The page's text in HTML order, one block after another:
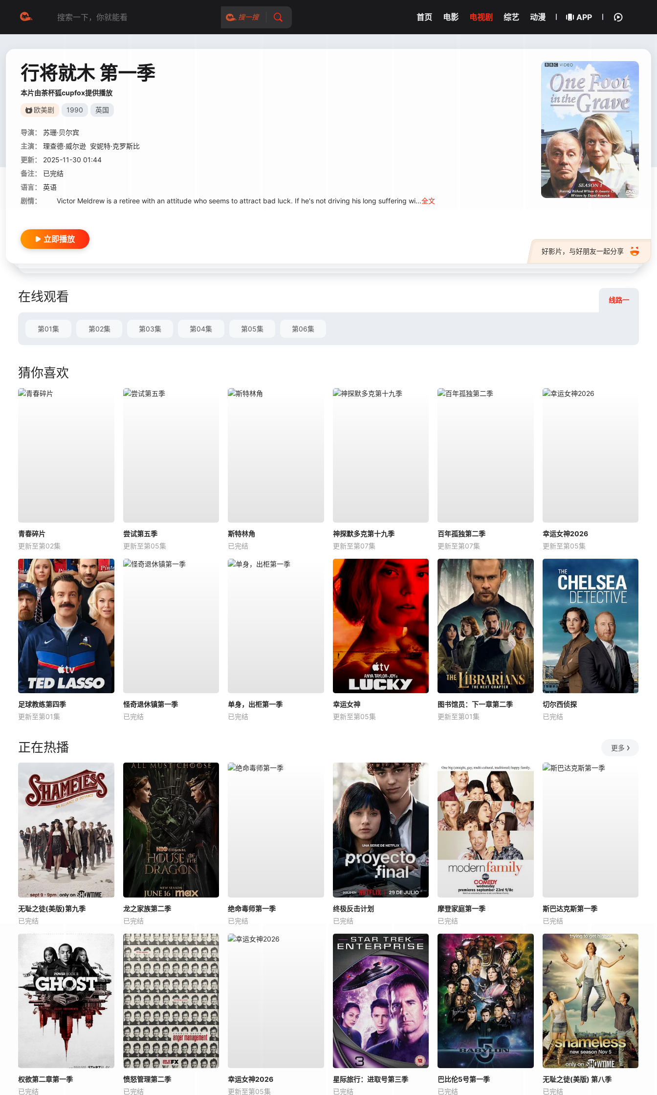
搜一搜 首页 电影 电视剧 综艺 动漫 APP
行将就木 第一季
本片由茶杯狐cupfox提供播放
欧美剧 1990 英国
导演：
苏珊·贝尔宾
主演：
理查德·威尔逊 安妮特·克罗斯比
更新：
2025-11-30 01:44
备注：
已完结
语言：
英语
剧情：
Victor Meldrew is a retiree with an attitude who seems to attract bad luck. If he's not driving his long suffering wi...全文
好影片，与好朋友一起分享
立即播放
在线观看 线路一
第01集 第02集 第03集 第04集 第05集 第06集
猜你喜欢
青春碎片
更新至第02集
尝试第五季
更新至第05集
斯特林角
已完结
神探默多克第十九季
更新至第07集
百年孤独第二季
更新至第07集
幸运女神2026
更新至第05集
足球教练第四季
更新至第01集
怪奇退休镇第一季
已完结
单身，出柜第一季
已完结
幸运女神
更新至第05集
图书馆员：下一章第二季
更新至第01集
切尔西侦探
已完结
正在热播 更多
无耻之徒(美版)第九季
已完结
龙之家族第二季
已完结
绝命毒师第一季
已完结
终极反击计划
已完结
摩登家庭第一季
已完结
斯巴达克斯第一季
已完结
权欲第二章第一季
已完结
愤怒管理第二季
已完结
幸运女神2026
更新至第05集
星际旅行：进取号第三季
已完结
巴比伦5号第一季
已完结
无耻之徒(美版) 第八季
已完结